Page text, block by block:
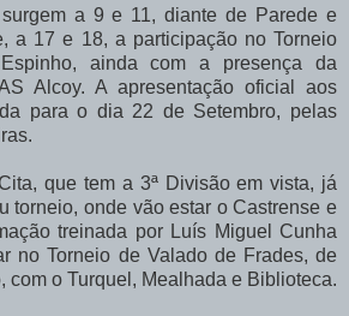
a 9 e 11, diante de Parede e
a 17 e 18, a participação no Torneio
ainda com a presença da
Alcoy. A apresentação oficial aos
para o dia 22 de Setembro, pelas
que tem a 3ª Divisão em vista, já
torneio, onde vão estar o Castrense e
treinada por Luís Miguel Cunha
no Torneio de Valado de Frades, de
com o Turquel, Mealhada e Biblioteca.